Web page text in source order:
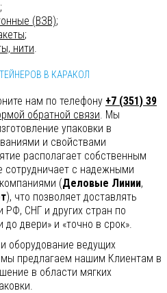
;
(ВЗВ);
;
нити.
В КАРАКОЛ
нам по телефону +7 (351) 39
обратной связи. Мы
упаковки в
и свойствами
располагает собственным
сотрудничает с надежными
(Деловые Линии,
), что позволяет доставлять
РФ, СНГ и других стран по
двери» и «точно в срок».
оборудование ведущих
мы предлагаем нашим Клиентам в
в области мягких